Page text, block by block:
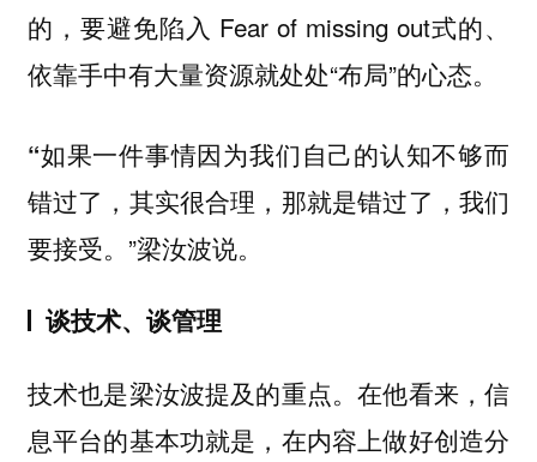
的，要避免陷入 Fear of missing out式的、
依靠手中有大量资源就处处“布局”的心态。
“如果一件事情因为我们自己的认知不够而
错过了，其实很合理，那就是错过了，我们
要接受。 ”梁汝波说。
谈技术、谈管理
技术也是梁汝波提及的重点。在他看来，信
息平台的基本功就是，在内容上做好创造分